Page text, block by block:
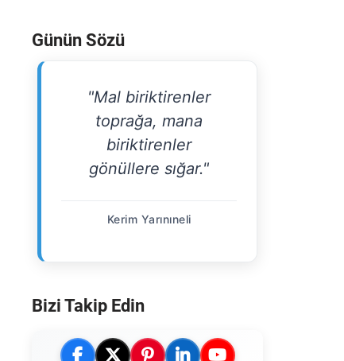
Günün Sözü
"Mal biriktirenler
toprağa, mana
biriktirenler
gönüllere sığar."
Kerim Yarınıneli
Bizi Takip Edin